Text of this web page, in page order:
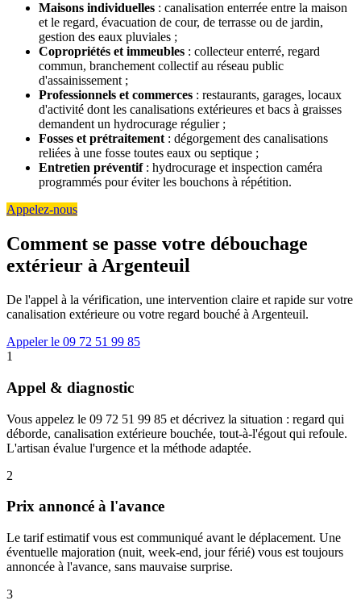
Maisons individuelles : canalisation enterrée entre la maison
et le regard, évacuation de cour, de terrasse ou de jardin,
gestion des eaux pluviales ;
Copropriétés et immeubles : collecteur enterré, regard
commun, branchement collectif au réseau public
d'assainissement ;
Professionnels et commerces : restaurants, garages, locaux
d'activité dont les canalisations extérieures et bacs à graisses
demandent un hydrocurage régulier ;
Fosses et prétraitement : dégorgement des canalisations
reliées à une fosse toutes eaux ou septique ;
Entretien préventif: hydrocurage et inspection caméra
programmés pour éviter les bouchons à répétition.
Appelez-nous
Comment se passe votre débouchage
extérieur à Argenteuil
De l'appel à la vérification, une intervention claire et rapide sur votre
canalisation extérieure ou votre regard bouché à Argenteuil.
Appeler le 09 72 51 99 85
1
Appel & diagnostic
Vous appelez le 09 72 51 99 85 et décrivez la situation : regard qui
déborde, canalisation extérieure bouchée, tout-à-l'égout qui refoule.
L'artisan évalue l'urgence et la méthode adaptée.
2
Prix annoncé à l'avance
Le tarif estimatif vous est communiqué avant le déplacement. Une
éventuelle majoration (nuit, week-end, jour férié) vous est toujours
annoncée à l'avance, sans mauvaise surprise.
3